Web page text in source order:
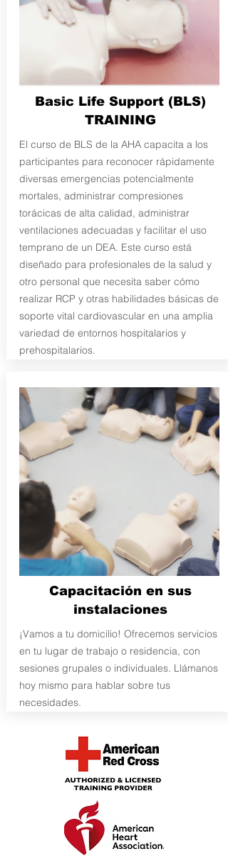
Basic Life Support (BLS)
TRAINING
El curso de BLS de la AHA capacita a los
participantes para reconocer rápidamente
diversas emergencias potencialmente
mortales, administrar compresiones
torácicas de alta calidad, administrar
ventilaciones adecuadas y facilitar el uso
temprano de un DEA. Este curso está
diseñado para profesionales de la salud y
otro personal que necesita saber cómo
realizar RCP y otras habilidades básicas de
soporte vital cardiovascular en una amplia
variedad de entornos hospitalarios y
prehospitalarios.
Capacitación en sus
instalaciones
¡Vamos a tu domicilio! Ofrecemos servicios
en tu lugar de trabajo o residencia, con
sesiones grupales o individuales. Llámanos
hoy mismo para hablar sobre tus
necesidades.